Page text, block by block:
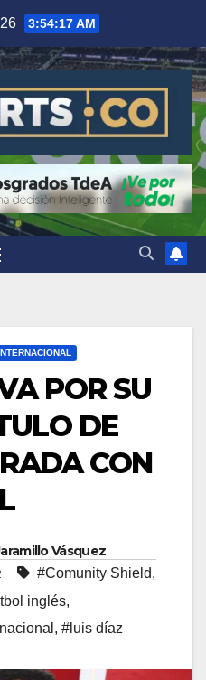
3:54:18 AM
POR SU
DE
CON
Vásquez
#Comunity Shield,
inglés,
, #luis díaz